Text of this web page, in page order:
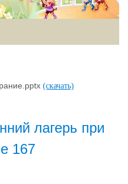
(скачать)
лагерь при
167